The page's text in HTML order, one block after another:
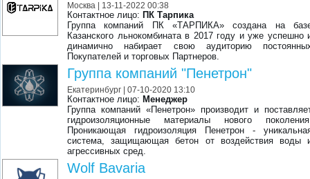
Москва | 13-11-2022 00:38
Контактное лицо: ПК Тарпика
Группа компаний ПК «ТАРПИКА» создана на
Казанского льнокомбината в 2017 году и уже успешно
динамично набирает свою аудиторию
Покупателей и торговых Партнеров.
Группа компаний "Пенетрон"
Екатеринбург | 07-10-2020 13:10
Контактное лицо: Менеджер
Группа компаний «Пенетрон» производит и
гидроизоляционные материалы нового
Проникающая гидроизоляция Пенетрон -
система, защищающая бетон от воздействия воды
агрессивных сред.
Wolf Bavaria